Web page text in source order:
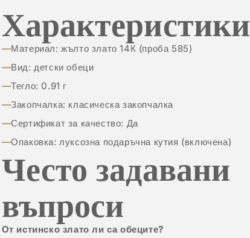
Характеристики
Материал: жълто злато 14К (проба 585)
Вид: детски обеци
Тегло: 0.91 г
Закопчалка: класическа закопчалка
Сертификат за качество: Да
Опаковка: луксозна подаръчна кутия (включена)
Често задавани
въпроси
От истинско злато ли са обеците?